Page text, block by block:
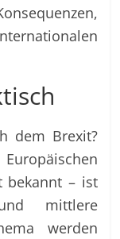
dem Brexit?
bekannt – ist
mittlere
werden